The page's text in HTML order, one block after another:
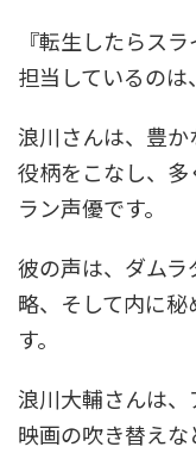
『転生したらス
担当しているのは、
浪川さんは、豊
役柄をこなし、
ラン声優です。
彼の声は、ダム
略、そして内に
す。
浪川大輔さんは
映画の吹き替え